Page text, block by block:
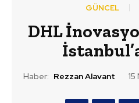
GÜNCEL
DHL
Haber: Rezzan Alavant 15